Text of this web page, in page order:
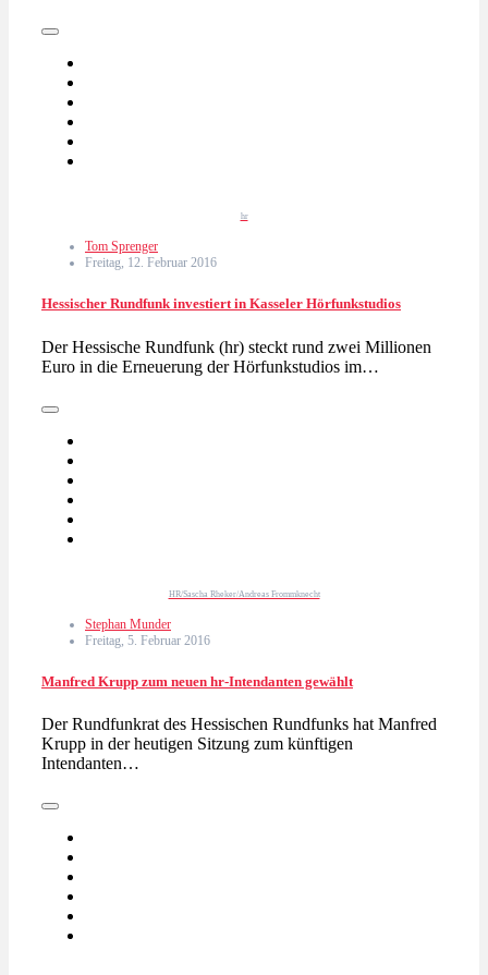
hr
Tom Sprenger
Freitag, 12. Februar 2016
Hessischer Rundfunk investiert in Kasseler Hörfunkstudios
Der Hessische Rundfunk (hr) steckt rund zwei Millionen
Euro in die Erneuerung der Hörfunkstudios im…
HR/Sascha Rheker/Andreas Frommknecht
Stephan Munder
Freitag, 5. Februar 2016
Manfred Krupp zum neuen hr-Intendanten gewählt
Der Rundfunkrat des Hessischen Rundfunks hat Manfred
Krupp in der heutigen Sitzung zum künftigen
Intendanten…